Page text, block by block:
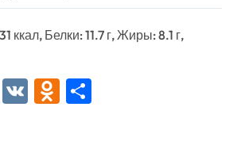
ккал, Белки: 11.7 г, Жиры: 8.1 г,
Telegram
VK Odnoklassniki